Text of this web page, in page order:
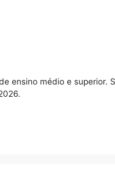
ensino médio e superior.